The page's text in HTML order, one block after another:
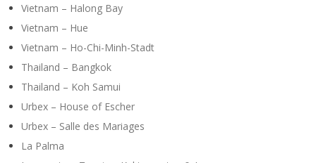
Vietnam – Halong Bay
Vietnam – Hue
Vietnam – Ho-Chi-Minh-Stadt
Thailand – Bangkok
Thailand – Koh Samui
Urbex – House of Escher
Urbex – Salle des Mariages
La Palma